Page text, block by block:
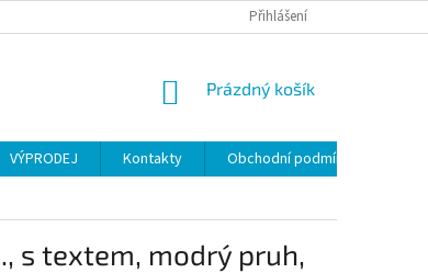
ÚDAJŮ Přihlášení
NÁKUPNÍ
Prázdný košík
VÝPRODEJ Kontakty
Obchodní podmínky
s textem, modrý pruh,